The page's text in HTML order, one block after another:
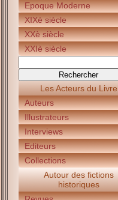
Epoque Moderne
XIXè siècle
XXè siècle
XXIè siècle
Les Acteurs du Livre
Auteurs
Illustrateurs
Interviews
Editeurs
Collections
Autour des fictions
historiques